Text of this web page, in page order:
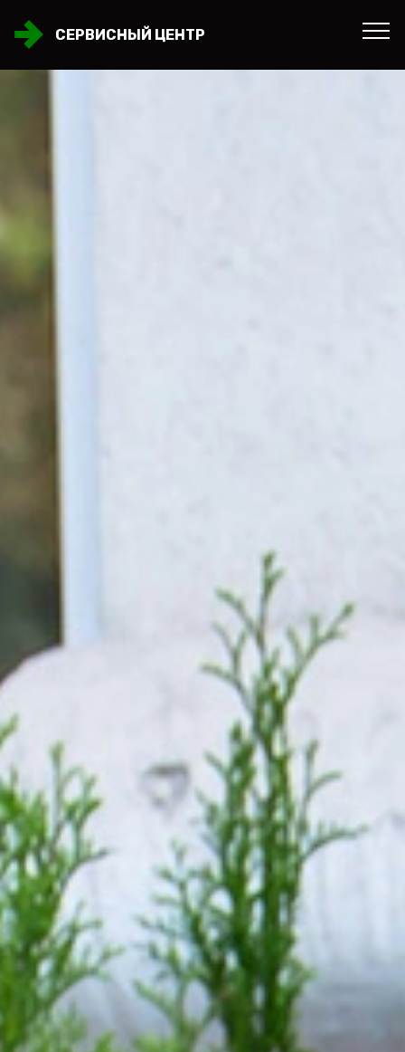
СЕРВИСНЫЙ ЦЕНТР